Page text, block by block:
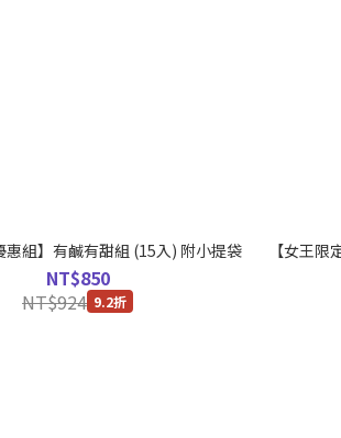
惠組】有鹹有甜組 (15入) 附小提袋
NT$850
NT$924 9.2折
【女王